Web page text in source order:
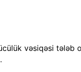
vəsiqəsi tələb